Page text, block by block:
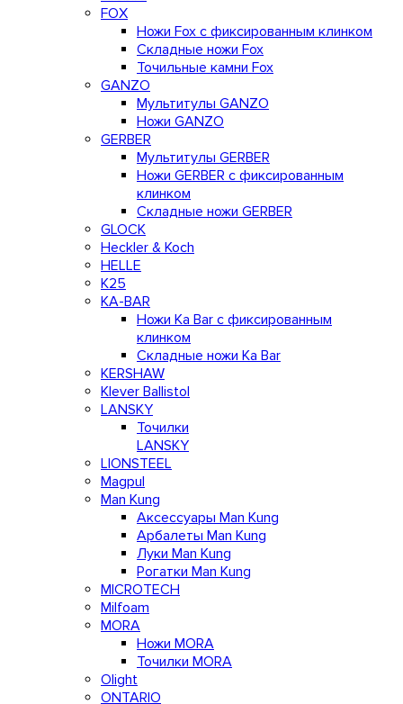
FOX
Ножи Fox с фиксированным клинком
Складные ножи Fox
Точильные камни Fox
GANZO
Мультитулы GANZO
Ножи GANZO
GERBER
Мультитулы GERBER
Ножи GERBER с фиксированным
клинком
Складные ножи GERBER
GLOCK
Heckler & Koch
HELLE
K25
KA-BAR
Ножи Ka Bar c фиксированным
клинком
Складные ножи Ka Bar
KERSHAW
Klever Ballistol
LANSKY
Точилки
LANSKY
LIONSTEEL
Magpul
Man Kung
Аксессуары Man Kung
Арбалеты Man Kung
Луки Man Kung
Рогатки Man Kung
MICROTECH
Milfoam
MORA
Ножи MORA
Точилки MORA
Olight
ONTARIO